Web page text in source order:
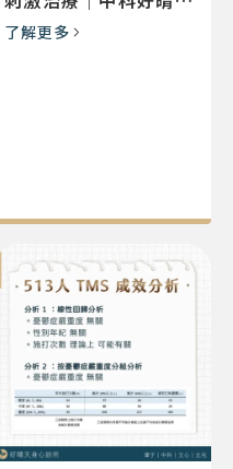
（MagVenture・楊哲
了解更多